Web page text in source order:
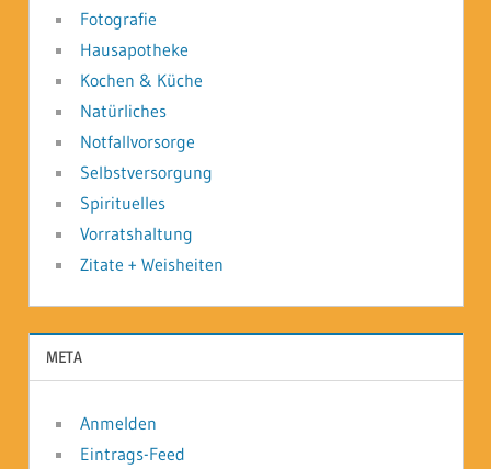
Fotografie
Hausapotheke
Kochen & Küche
Natürliches
Notfallvorsorge
Selbstversorgung
Spirituelles
Vorratshaltung
Zitate + Weisheiten
META
Anmelden
Eintrags-Feed